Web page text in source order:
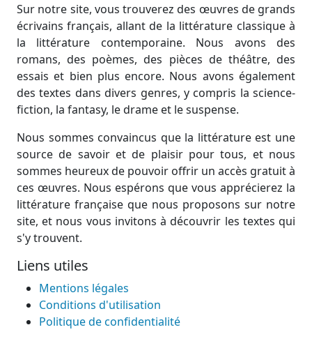
Sur notre site, vous trouverez des œuvres de grands
écrivains français, allant de la littérature classique à
la littérature contemporaine. Nous avons des
romans, des poèmes, des pièces de théâtre, des
essais et bien plus encore. Nous avons également
des textes dans divers genres, y compris la science-
fiction, la fantasy, le drame et le suspense.
Nous sommes convaincus que la littérature est une
source de savoir et de plaisir pour tous, et nous
sommes heureux de pouvoir offrir un accès gratuit à
ces œuvres. Nous espérons que vous apprécierez la
littérature française que nous proposons sur notre
site, et nous vous invitons à découvrir les textes qui
s'y trouvent.
Liens utiles
Mentions légales
Conditions d'utilisation
Politique de confidentialité